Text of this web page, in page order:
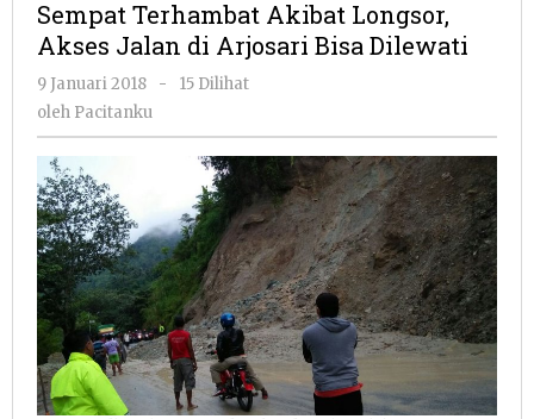
Akses
Dilewati
Sempat Terhambat Akibat Longsor,
Akses Jalan di Arjosari Bisa Dilewati
9 Januari 2018
oleh
-
15 Dilihat
oleh Pacitanku